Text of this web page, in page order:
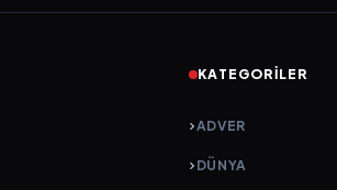
KATEGORILER
ADVER
DÜNYA